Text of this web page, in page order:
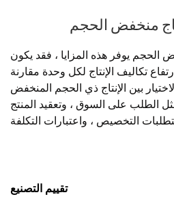
منخفض الحجم
الحجم يوفر هذه المزايا ، فقد يكون
تكاليف الإنتاج لكل وحدة مقارنة
بين الإنتاج ذي الحجم المنخفض
الطلب على السوق ، وتعقيد المنتج
تقييم التصنيع